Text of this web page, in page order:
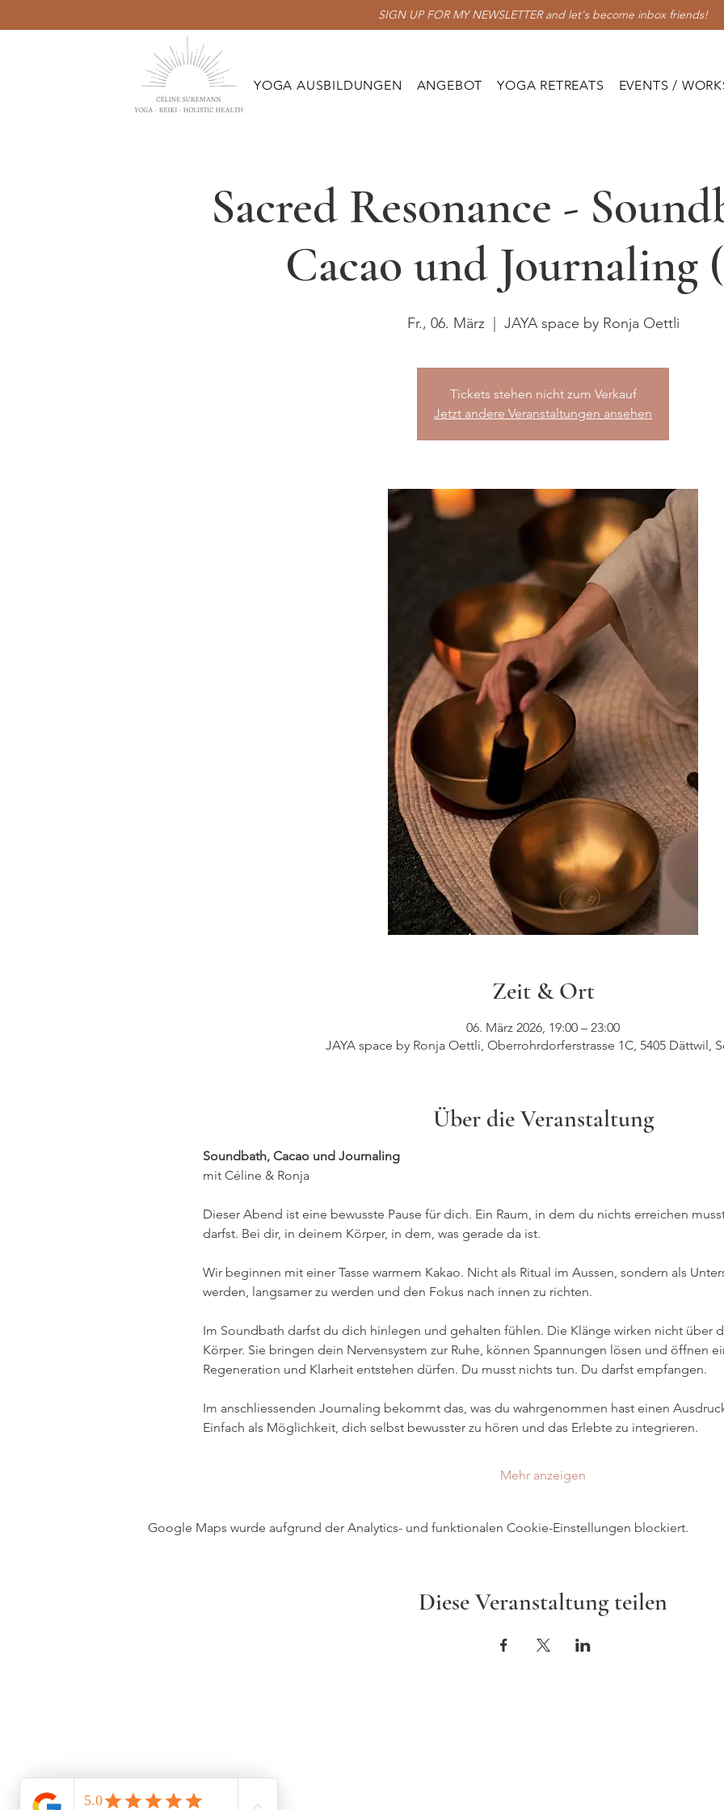
YOGA AUSBILDUNGEN ANGEBOT YOGA RETREATS EVENTS /
SIGN UP FOR MY NEWSLETTER and let's become inbox friends!
Sacred Resonance -
Cacao und Journaling
Fr., 06. März
  |
JAYA space by Ronja Oettli
Tickets stehen nicht zum Verkauf
Jetzt andere Veranstaltungen ansehen
Zeit & Ort
06. März 2026, 19:00 – 23:00
JAYA space by Ronja Oettli, Oberrohrdorferstrasse 1C, 5405 Dättwil,
Über die Veranstaltung
Soundbath, Cacao und Journaling
mit Céline & Ronja
Dieser Abend ist eine bewusste Pause für dich. Ein Raum, in dem du nichts erreichen
darfst. Bei dir, in deinem Körper, in dem, was gerade da ist.
Wir beginnen mit einer Tasse warmem Kakao. Nicht als Ritual im Aussen, sondern als
werden, langsamer zu werden und den Fokus nach innen zu richten.
Im Soundbath darfst du dich hinlegen und gehalten fühlen. Die Klänge wirken nicht über
Körper. Sie bringen dein Nervensystem zur Ruhe, können Spannungen lösen und öffnen
Regeneration und Klarheit entstehen dürfen. Du musst nichts tun. Du darfst empfangen.
Im anschliessenden Journaling bekommt das, was du wahrgenommen hast einen
Einfach als Möglichkeit, dich selbst bewusster zu hören und das Erlebte zu integrieren.
Mehr anzeigen
Google Maps wurde aufgrund der Analytics- und funktionalen Cookie-Einstellungen blockiert.
Diese Veranstaltung teilen